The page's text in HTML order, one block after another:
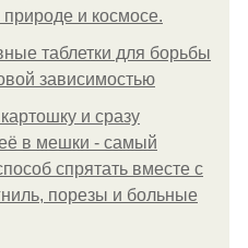
и космосе.
таблетки для борьбы
зависимостью
и сразу
в мешки - самый
спрятать вместе с
порезы и больные